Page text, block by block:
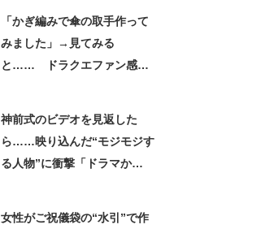
「かぎ編みで傘の取手作って
みました」→見てみる
と…… ドラクエファン感動
神前式のビデオを見返した
ら……映り込んだ“モジモジす
る人物”に衝撃「ドラマか
女性がご祝儀袋の“水引”で作